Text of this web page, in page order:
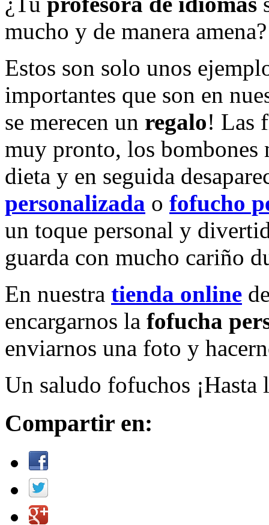
mucho y de manera amena?
Estos son solo unos
importantes que son en
se merecen un regalo! Las
muy pronto, los bombones
dieta y en seguida
personalizada o fofucho
un toque personal y
guarda con mucho cariño
En nuestra tienda online
encargarnos la fofucha
enviarnos una foto y
Un saludo fofuchos
Compartir en: